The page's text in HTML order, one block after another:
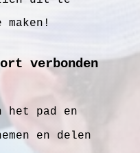
verbonden
het pad en
en delen